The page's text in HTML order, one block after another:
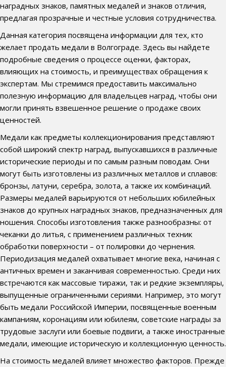
наградных знаков, памятных медалей и знаков отличия,
предлагая прозрачные и честные условия сотрудничества.
Данная категория посвящена информации для тех, кто
желает продать медали в Волгограде. Здесь вы найдете
подробные сведения о процессе оценки, факторах,
влияющих на стоимость, и преимуществах обращения к
экспертам. Мы стремимся предоставить максимально
полезную информацию для владельцев наград, чтобы они
могли принять взвешенное решение о продаже своих
ценностей.
Медали как предметы коллекционирования представляют
собой широкий спектр наград, выпускавшихся в различные
исторические периоды и по самым разным поводам. Они
могут быть изготовлены из различных металлов и сплавов:
бронзы, латуни, серебра, золота, а также их комбинаций.
Размеры медалей варьируются от небольших юбилейных
знаков до крупных наградных знаков, предназначенных для
ношения. Способы изготовления также разнообразны: от
чеканки до литья, с применением различных техник
обработки поверхности – от полировки до чернения.
Периодизация медалей охватывает многие века, начиная с
античных времен и заканчивая современностью. Среди них
встречаются как массовые тиражи, так и редкие экземпляры,
выпущенные ограниченными сериями. Например, это могут
быть медали Российской Империи, посвященные военным
кампаниям, коронациям или юбилеям, советские награды за
трудовые заслуги или боевые подвиги, а также иностранные
медали, имеющие историческую и коллекционную ценность.
На стоимость медалей влияет множество факторов. Прежде